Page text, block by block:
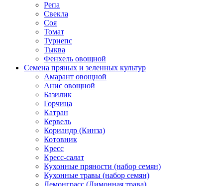
Репа
Свекла
Соя
Томат
Турнепс
Тыква
Фенхель овощной
Семена пряных и зеленных культур
Амарант овощной
Анис овощной
Базилик
Горчица
Катран
Кервель
Кориандр (Кинза)
Котовник
Кресс
Кресс-салат
Кухонные пряности (набор семян)
Кухонные травы (набор семян)